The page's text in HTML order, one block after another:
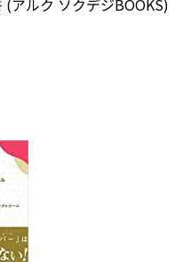
アルク ソクデジBOOKS)